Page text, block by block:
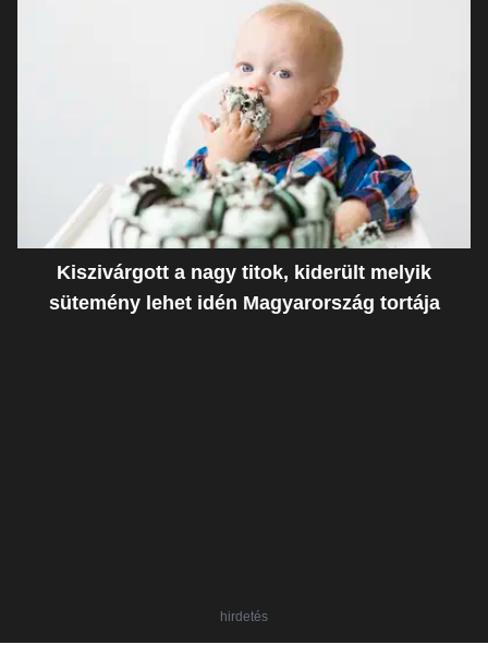
Kiszivárgott a nagy titok, kiderült melyik
sütemény lehet idén Magyarország tortája
hirdetés